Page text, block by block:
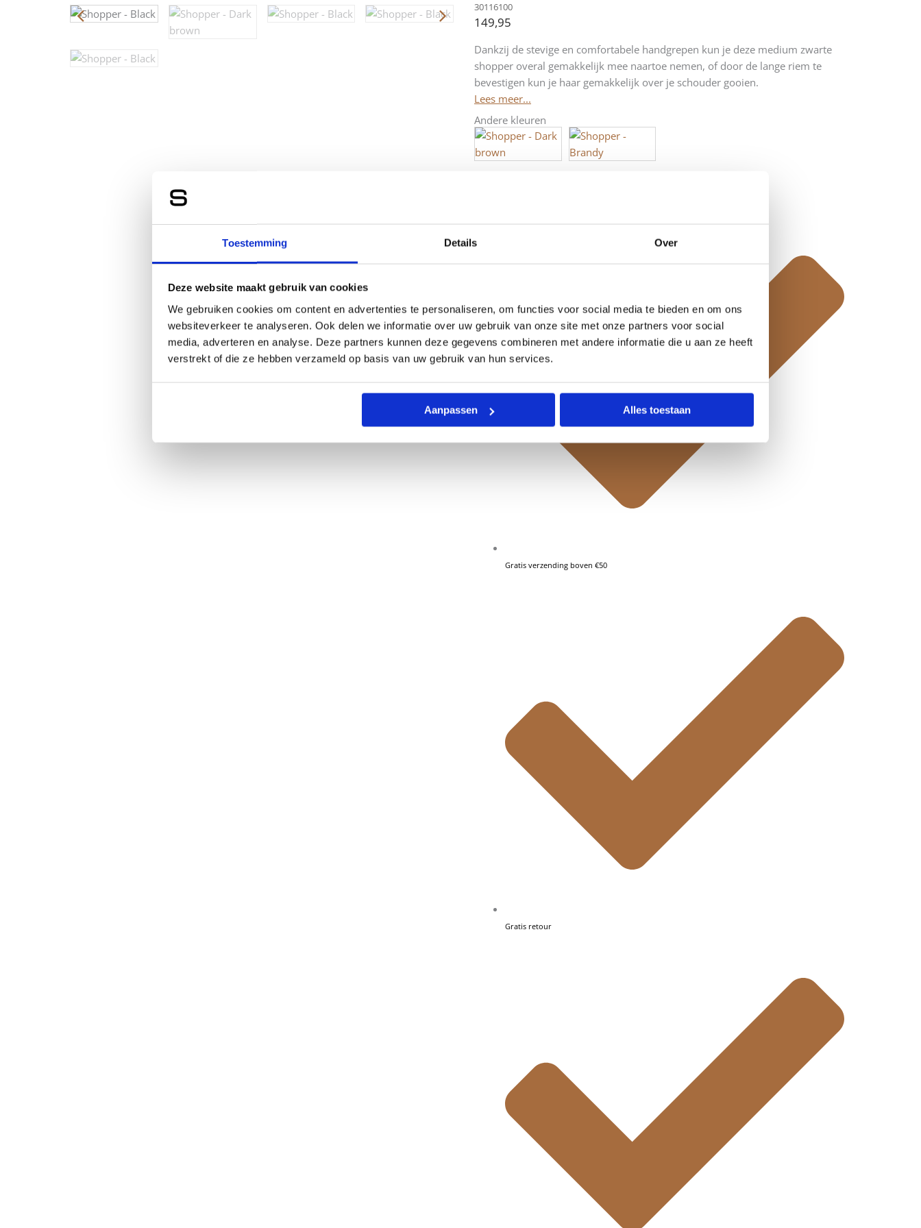
Toestemming Details Over
Deze website maakt gebruik van cookies
We gebruiken cookies om content en advertenties te personaliseren, om functies voor social media te bieden en om ons
websiteverkeer te analyseren. Ook delen we informatie over uw gebruik van onze site met onze partners voor social
media, adverteren en analyse. Deze partners kunnen deze gegevens combineren met andere informatie die u aan ze heeft
verstrekt of die ze hebben verzameld op basis van uw gebruik van hun services.
Aanpassen Alles toestaan
30116100
149,95
Dankzij de stevige en comfortabele handgrepen kun je deze medium zwarte
shopper overal gemakkelijk mee naartoe nemen, of door de lange riem te
bevestigen kun je haar gemakkelijk over je schouder gooien.
Lees meer...
Andere kleuren
Luca
Zwart
aantal
Gratis verzending boven €50
Gratis retour